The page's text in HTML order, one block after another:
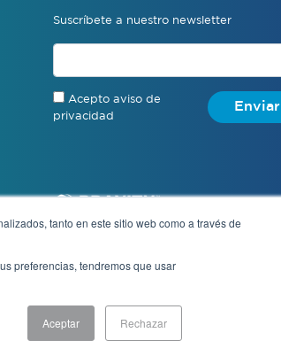
tanto en este sitio web como a través de
preferencias, tendremos que usar
Aceptar Rechazar
Suscríbete a nuestro newsletter
Acepto aviso de
privacidad
Enviar
Aviso de privacidad